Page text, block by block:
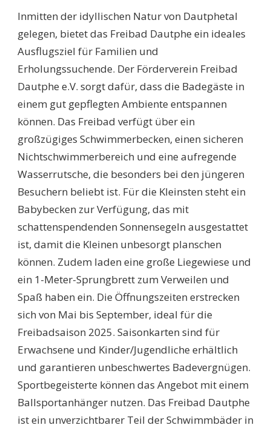
Inmitten der idyllischen Natur von Dautphetal
gelegen, bietet das Freibad Dautphe ein ideales
Ausflugsziel für Familien und
Erholungssuchende. Der Förderverein Freibad
Dautphe e.V. sorgt dafür, dass die Badegäste in
einem gut gepflegten Ambiente entspannen
können. Das Freibad verfügt über ein
großzügiges Schwimmerbecken, einen sicheren
Nichtschwimmerbereich und eine aufregende
Wasserrutsche, die besonders bei den jüngeren
Besuchern beliebt ist. Für die Kleinsten steht ein
Babybecken zur Verfügung, das mit
schattenspendenden Sonnensegeln ausgestattet
ist, damit die Kleinen unbesorgt planschen
können. Zudem laden eine große Liegewiese und
ein 1-Meter-Sprungbrett zum Verweilen und
Spaß haben ein. Die Öffnungszeiten erstrecken
sich von Mai bis September, ideal für die
Freibadsaison 2025. Saisonkarten sind für
Erwachsene und Kinder/Jugendliche erhältlich
und garantieren unbeschwertes Badevergnügen.
Sportbegeisterte können das Angebot mit einem
Ballsportanhänger nutzen. Das Freibad Dautphe
ist ein unverzichtbarer Teil der Schwimmbäder in